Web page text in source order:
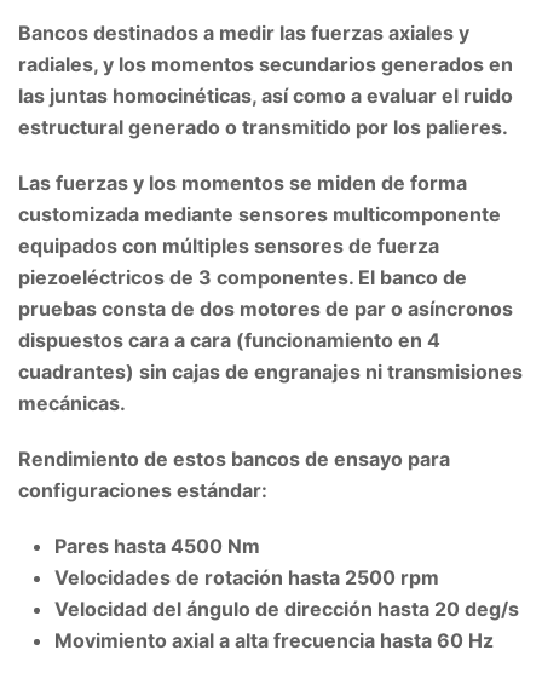
Bancos destinados a medir las fuerzas axiales y
radiales, y los momentos secundarios generados en
las juntas homocinéticas, así como a evaluar el ruido
estructural generado o transmitido por los palieres.
Las fuerzas y los momentos se miden de forma
customizada mediante sensores multicomponente
equipados con múltiples sensores de fuerza
piezoeléctricos de 3 componentes. El banco de
pruebas consta de dos motores de par o asíncronos
dispuestos cara a cara (funcionamiento en 4
cuadrantes) sin cajas de engranajes ni transmisiones
mecánicas.
Rendimiento de estos bancos de ensayo para
configuraciones estándar:
Pares hasta 4500 Nm
Velocidades de rotación hasta 2500 rpm
Velocidad del ángulo de dirección hasta 20 deg/s
Movimiento axial a alta frecuencia hasta 60 Hz